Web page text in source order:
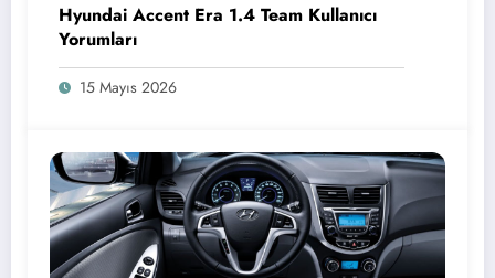
Hyundai Accent Era 1.4 Team Kullanıcı
Yorumları
15 Mayıs 2026